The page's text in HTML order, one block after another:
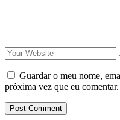
Guardar o meu nome,
próxima vez que eu comentar.
Post Comment